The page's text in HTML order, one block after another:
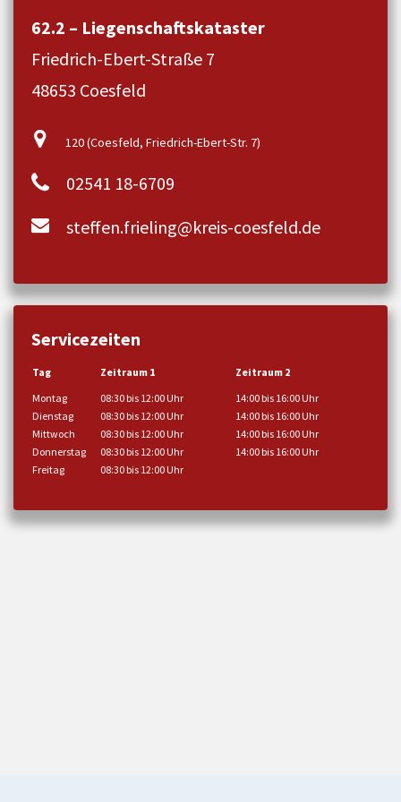
62.2 – Liegenschaftskataster
Friedrich-Ebert-Straße 7
48653 Coesfeld
120 (Coesfeld, Friedrich-Ebert-Str. 7)
02541 18-6709
steffen.frieling@kreis-coesfeld.de
Servicezeiten
Tag Zeitraum 1
Zeitraum 2
Montag
08:30 bis 12:00 Uhr
14:00 bis 16:00 Uhr
Dienstag
08:30 bis 12:00 Uhr
14:00 bis 16:00 Uhr
Mittwoch
08:30 bis 12:00 Uhr
14:00 bis 16:00 Uhr
Donnerstag
08:30 bis 12:00 Uhr
14:00 bis 16:00 Uhr
Freitag
08:30 bis 12:00 Uhr